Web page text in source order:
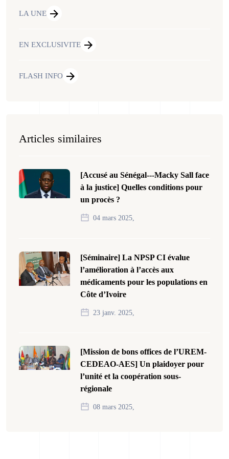
LA UNE
EN EXCLUSIVITE
FLASH INFO
Articles similaires
[Accusé au Sénégal---Macky Sall face
à la justice] Quelles conditions pour
un procès ?
04 mars 2025,
[Séminaire] La NPSP CI évalue
l’amélioration à l’accès aux
médicaments pour les populations en
Côte d’Ivoire
23 janv. 2025,
[Mission de bons offices de l’UREM-
CEDEAO-AES] Un plaidoyer pour
l’unité et la coopération sous-
régionale
08 mars 2025,